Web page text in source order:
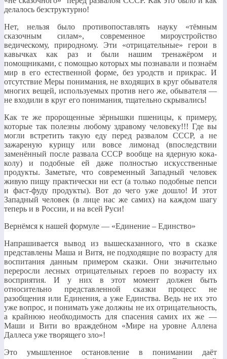
делалось безструктурно!
Нет, нельзя было противопоставлять науку «тёмным
сказочным силам», современное мироустройство
ведическому, природному. Эти «отрицательные» герои в
кавычках как раз и были нашим тренажёром и
помощниками, с помощью которых мы познавали и познаём
мир в его естественной форме, без уродств и прикрас. И
отсутствие Меры понимания, не входящих в круг обывателя
многих вещей, используемых против него же, обывателя —
не входили в круг его понимания, тщательно скрывались!
Как те же пророщенные зёрнышки пшеницы, к примеру,
которые так полезны любому здравому человеку!!! Где вы
могли встретить такую еду перед развалом СССР, а не
зажареную курицу или вовсе лимонад (впоследствии
заменённый после развала СССР вообще на ядерную кока-
колу) и подобные ей даже полностью искусственные
продукты. Заметьте, что современный Западный человек
живую пищу практически ни ест (а только подобные пепси
и фаст-фуду продукты). Вот до чего уже дошло! И этот
Западный человек (в лице нас же самих) на каждом шагу
теперь и в России, и на всей Руси!
Вернёмся к нашей формуле — «Единение – Единство»
Напрашивается вывод из вышесказанного, что в сказке
представлены Маша и Витя, не подходящие по возрасту для
воспитания данным примером сказки. Они значительно
переросли лесных отрицательных героев по возрасту их
восприятия. И у них в этот момент должен быть
относительно представленной сказки процесс не
разобщения или Единения, а уже Единства. Ведь не их это
уже вопрос, и понимать уже должны не их отрицательность,
а крайнюю необходимость для спасения самих их же —
Маши и Вити во враждебном «Мире на уровне Аллена
Даллеса уже творящего зло»!
Это умышленное остановление в понимании даёт